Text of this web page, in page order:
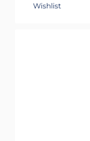
Wishlist